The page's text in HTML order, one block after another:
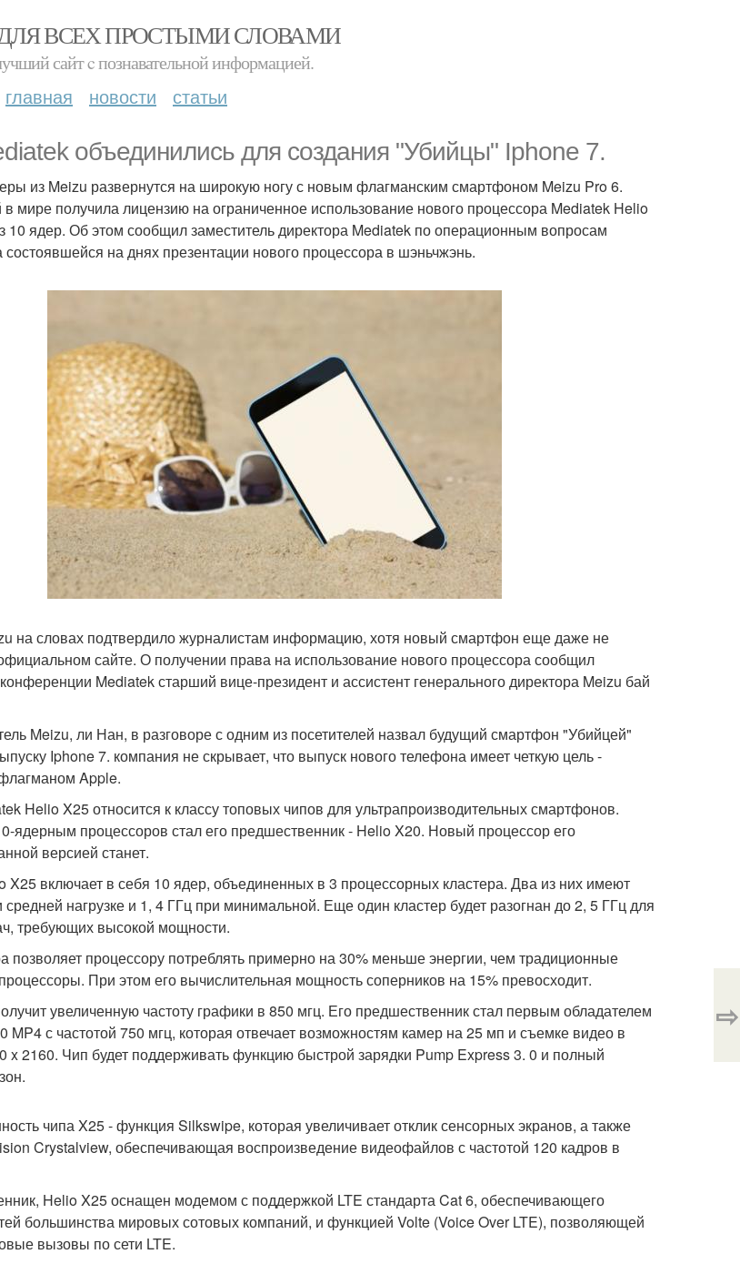
ВСЕХ ПРОСТЫМИ СЛОВАМИ
сайт c познавательной информацией.
главная новости статьи
объединились для создания "Убийцы" Iphone 7.
из Meizu развернутся на широкую ногу с новым флагманским смартфоном Meizu Pro 6.
мире получила лицензию на ограниченное использование нового процессора Mediatek Helio
10 ядер. Об этом сообщил заместитель директора Mediatek по операционным вопросам
на днях презентации нового процессора в шэньчжэнь.
на словах подтвердило журналистам информацию, хотя новый смартфон еще даже не
сайте. О получении права на использование нового процессора сообщил
Mediatek старший вице-президент и ассистент генерального директора Meizu бай
Meizu, ли Нан, в разговоре с одним из посетителей назвал будущий смартфон "Убийцей"
Iphone 7. компания не скрывает, что выпуск нового телефона имеет четкую цель -
Apple.
Helio X25 относится к классу топовых чипов для ультрапроизводительных смартфонов.
ядерным процессоров стал его предшественник - Helio X20. Новый процессор его
версией станет.
X25 включает в себя 10 ядер, объединенных в 3 процессорных кластера. Два из них имеют
средней нагрузке и 1, 4 ГГц при минимальной. Еще один кластер будет разогнан до 2, 5 ГГц для
требующих высокой мощности.
позволяет процессору потреблять примерно на 30% меньше энергии, чем традиционные
При этом его вычислительная мощность соперников на 15% превосходит.
увеличенную частоту графики в 850 мгц. Его предшественник стал первым обладателем
MP4 с частотой 750 мгц, которая отвечает возможностям камер на 25 мп и съемке видео в
x 2160. Чип будет поддерживать функцию быстрой зарядки Pump Express 3. 0 и полный
чипа X25 - функция Silkswipe, которая увеличивает отклик сенсорных экранов, а также
Crystalview, обеспечивающая воспроизведение видеофайлов с частотой 120 кадров в
Helio X25 оснащен модемом с поддержкой LTE стандарта Cat 6, обеспечивающего
большинства мировых сотовых компаний, и функцией Volte (Voice Over LTE), позволяющей
вызовы по сети LTE.
⇨